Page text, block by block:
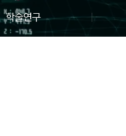
학술연구